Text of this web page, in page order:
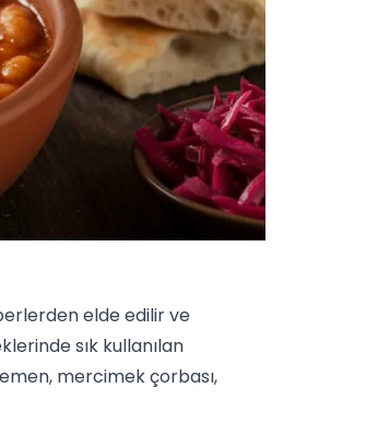
elde edilir ve
sık kullanılan
, mercimek çorbası,